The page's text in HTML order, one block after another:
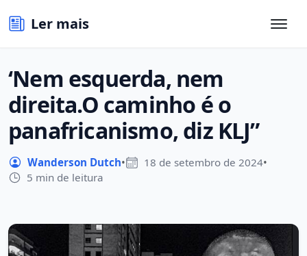
Ler mais
‘Nem esquerda, nem
direita.O caminho é o
panafricanismo, diz KLJ”
Wanderson Dutch• 18 de setembro de 2024•
5 min de leitura